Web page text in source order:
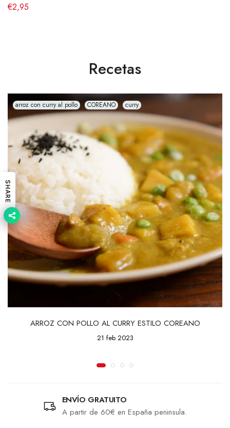
€2,95
Recetas
arroz con curry al pollo COREANO curry
ARROZ CON POLLO AL CURRY ESTILO COREANO
21 feb 2023
ENVÍO GRATUITO
A partir de 60€ en España peninsula.
SHARE